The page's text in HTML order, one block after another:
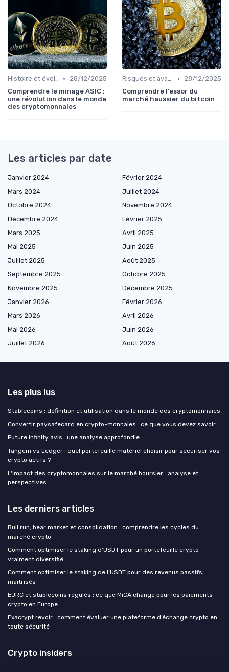
Histoire et évolution du marché des cryptos •
28/12/2025
Comprendre le minage ASIC :
une révolution dans le monde
des cryptomonnaies
Risques et avantages •
28/12/2025
Comprendre l'essor du
marché haussier du bitcoin
Les articles par date
Janvier 2024
Février 2024
Mars 2024
Juillet 2024
Octobre 2024
Novembre 2024
Décembre 2024
Février 2025
Mars 2025
Avril 2025
Mai 2025
Juin 2025
Juillet 2025
Août 2025
Septembre 2025
Octobre 2025
Novembre 2025
Décembre 2025
Janvier 2026
Février 2026
Mars 2026
Avril 2026
Mai 2026
Juin 2026
Juillet 2026
Août 2026
Les plus lus
Stablecoins : définition et utilisation dans le monde des cryptomonnaies
Convertir paysafecard en crypto-monnaies : ce que vous devez savoir
Future infinity avis : une analyse approfondie
Tangem vs Ledger : quel portefeuille matériel choisir pour sécuriser vos
crypto actifs ?
L'impact des cryptomonnaies sur le marché boursier : analyse et
perspectives
Les derniers articles
Bull run, bear market et consolidation : comprendre les cycles du
marché crypto
Comment optimiser le staking d’USDT pour un portefeuille crypto
vraiment diversifié
Comment optimiser le staking de l’USDT pour des revenus passifs
maîtrisés
EURC et stablecoins régulés : ce que MiCA change pour les paiements
crypto en Europe
Exacrypt revoir : comment évaluer une plateforme d’échange crypto en
toute sécurité
Crypto insiders